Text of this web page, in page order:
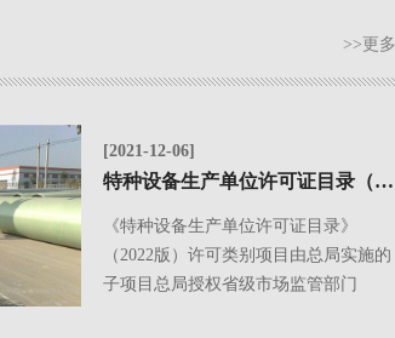
>>更多
[2021-12-06]
特种设备生产单位许可证目录（2022版）
《特种设备生产单位许可证目录》
（2022版）许可类别项目由总局实施的
子项目总局授权省级市场监管部门